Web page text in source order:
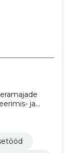
ja
ja